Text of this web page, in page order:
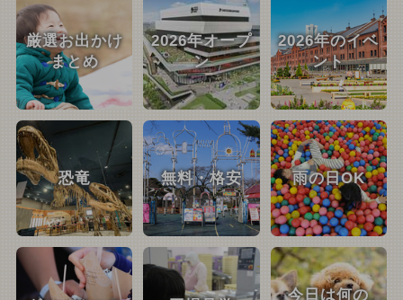
厳選お出かけ
まとめ
2026年オープ
ン
2026年のイベ
ント
恐竜 無料・格安 雨の日OK
今日は何の